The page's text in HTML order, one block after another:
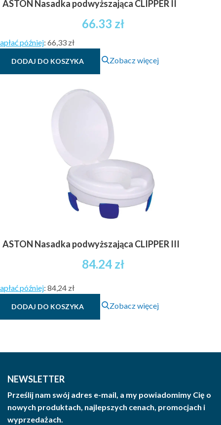
ASTON Nasadka podwyższająca CLIPPER II
66.33 zł
później: 66,33 zł
DODAJ DO KOSZYKA Zobacz więcej
ASTON Nasadka podwyższająca CLIPPER III
84.24 zł
później: 84,24 zł
DODAJ DO KOSZYKA Zobacz więcej
NEWSLETTER
Prześlij nam swój adres e-mail, a my powiadomimy Cię o
nowych produktach, najlepszych cenach, promocjach i
wyprzedażach.